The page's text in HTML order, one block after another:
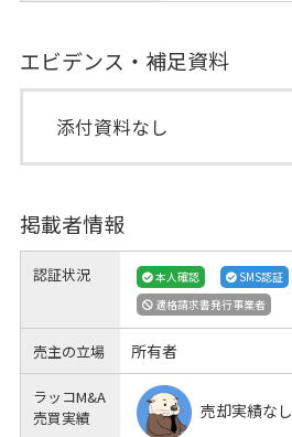
エビデンス・補足資料
添付資料なし
掲載者情報
認証状況 本人確認
SMS認証
適格請求書発行事業者
売主の立場 所有者
ラッコM&A
売買実績
売却実績なし